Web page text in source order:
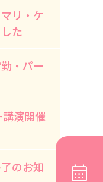
リ・ケ
た
・パー
演開催
のお知